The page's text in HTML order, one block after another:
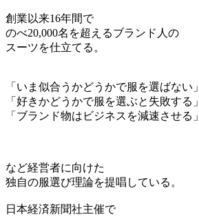
創業以来16年間で
のべ20,000名を超えるブランド人の
スーツを仕立てる。
「いま似合うかどうかで服を選ばない」
「好きかどうかで服を選ぶと失敗する」
「ブランド物はビジネスを減速させる」
など経営者に向けた
独自の服選び理論を提唱している。
日本経済新聞社主催で